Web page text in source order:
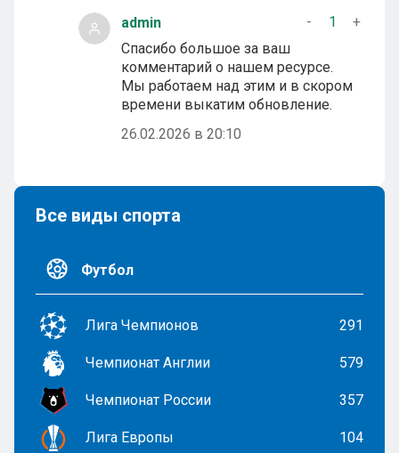
admin - 1
+
Спасибо большое за ваш
комментарий о нашем ресурсе.
Мы работаем над этим и в скором
времени выкатим обновление.
26.02.2026 в 20:10
Все виды спорта
Футбол
Лига Чемпионов 291
Чемпионат Англии 579
Чемпионат России 357
Лига Европы 104